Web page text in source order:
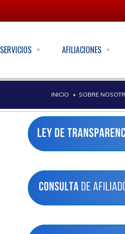
SERVICIOS AFILIACIONES
INICIO SOBRE